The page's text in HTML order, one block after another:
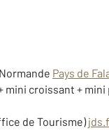
Pays de
mini croissant + mini
de Tourisme)